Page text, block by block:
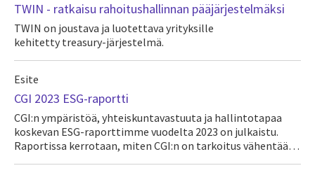
TWIN - ratkaisu rahoitushallinnan pääjärjestelmäksi
TWIN on joustava ja luotettava yrityksille
kehitetty treasury-järjestelmä.
Esite
CGI 2023 ESG-raportti
CGI:n ympäristöä, yhteiskuntavastuuta ja hallintotapaa
koskevan ESG-raporttimme vuodelta 2023 on julkaistu.
Raportissa kerrotaan, miten CGI:n on tarkoitus vähentää…